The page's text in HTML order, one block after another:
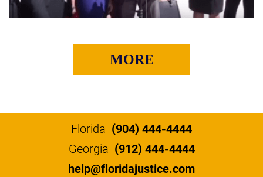
MORE
Florida (904) 444-4444
Georgia (912) 444-4444
help@floridajustice.com